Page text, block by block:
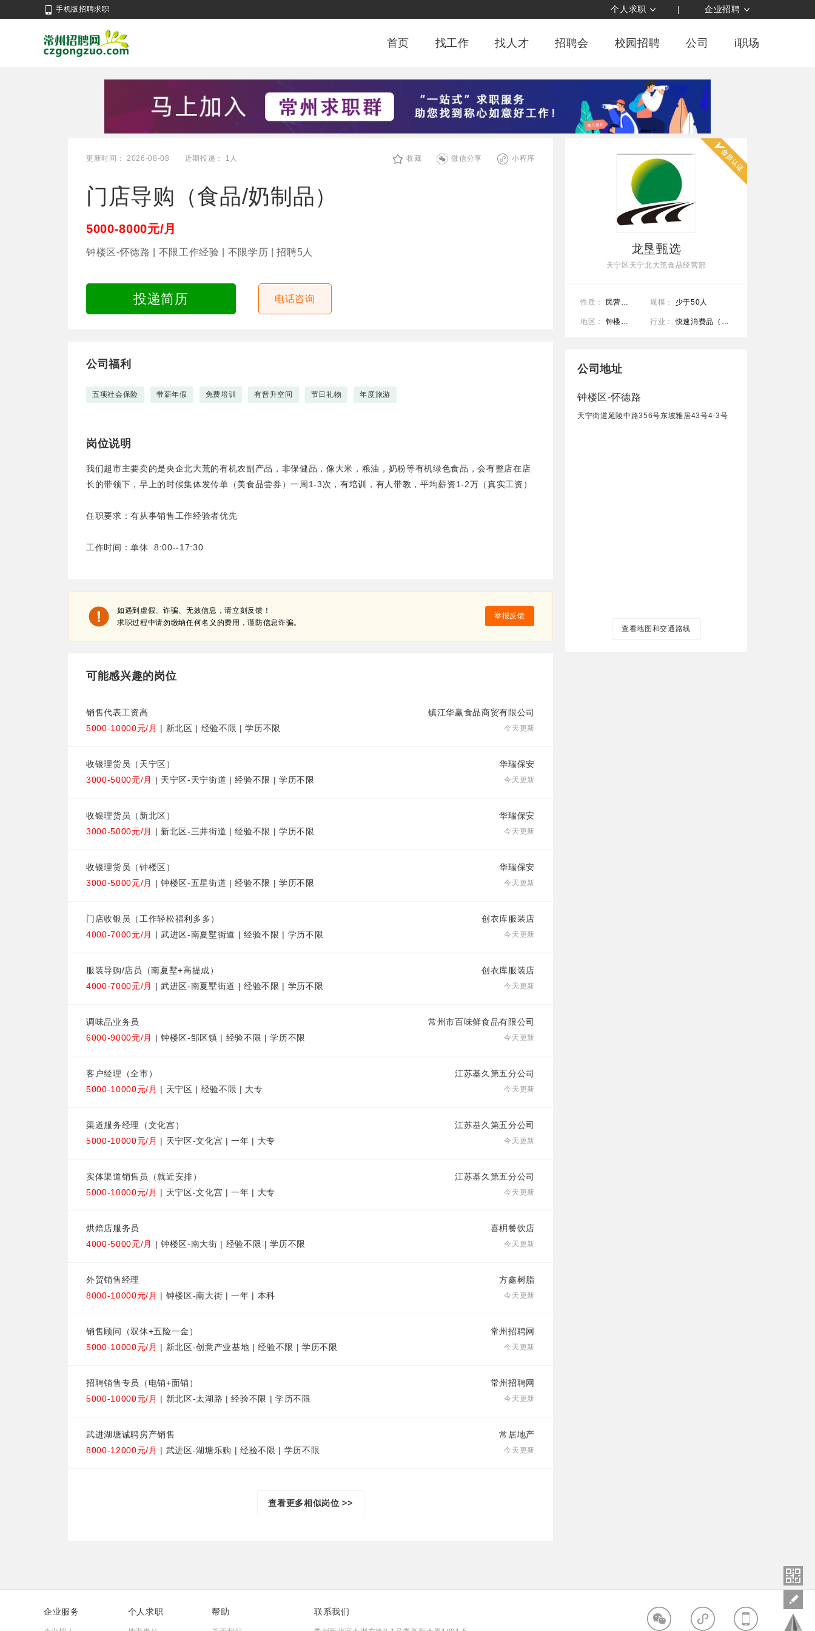
手机版招聘求职 个人求职 | 企业招聘
首页 找工作 找人才 招聘会 校园招聘 公司 i职场
近期投递： 1人
更新时间： 2026-08-08 收藏 微信分享 小程序
门店导购（食品/奶制品）
5000-8000元/月
钟楼区-怀德路 | 不限工作经验 | 不限学历 | 招聘5人
投递简历 电话咨询
公司福利
五项社会保险 带薪年假 免费培训 有晋升空间 节日礼物 年度旅游
岗位说明
我们超市主要卖的是央企北大荒的有机农副产品，非保健品，像大米，粮油，奶粉等有机绿色食品，会有整店在店
长的带领下，早上的时候集体发传单（美食品尝券）一周1-3次，有培训，有人带教，平均薪资1-2万（真实工资）
任职要求：有从事销售工作经验者优先
工作时间：单休 8:00--17:30
举报反馈
如遇到虚假、诈骗、无效信息，请立刻反馈！
求职过程中请勿缴纳任何名义的费用，谨防信息诈骗。
可能感兴趣的岗位
镇江华赢食品商贸有限公司
销售代表工资高
今天更新
5000-10000元/月 | 新北区 | 经验不限 | 学历不限
华瑞保安
收银理货员（天宁区）
今天更新
3000-5000元/月 | 天宁区-天宁街道 | 经验不限 | 学历不限
华瑞保安
收银理货员（新北区）
今天更新
3000-5000元/月 | 新北区-三井街道 | 经验不限 | 学历不限
华瑞保安
收银理货员（钟楼区）
今天更新
3000-5000元/月 | 钟楼区-五星街道 | 经验不限 | 学历不限
创衣库服装店
门店收银员（工作轻松福利多多）
今天更新
4000-7000元/月 | 武进区-南夏墅街道 | 经验不限 | 学历不限
创衣库服装店
服装导购/店员（南夏墅+高提成）
今天更新
4000-7000元/月 | 武进区-南夏墅街道 | 经验不限 | 学历不限
常州市百味鲜食品有限公司
调味品业务员
今天更新
6000-9000元/月 | 钟楼区-邹区镇 | 经验不限 | 学历不限
江苏基久第五分公司
客户经理（全市）
今天更新
5000-10000元/月 | 天宁区 | 经验不限 | 大专
江苏基久第五分公司
渠道服务经理（文化宫）
今天更新
5000-10000元/月 | 天宁区-文化宫 | 一年 | 大专
江苏基久第五分公司
实体渠道销售员（就近安排）
今天更新
5000-10000元/月 | 天宁区-文化宫 | 一年 | 大专
喜枂餐饮店
烘焙店服务员
今天更新
4000-5000元/月 | 钟楼区-南大街 | 经验不限 | 学历不限
方鑫树脂
外贸销售经理
今天更新
8000-10000元/月 | 钟楼区-南大街 | 一年 | 本科
常州招聘网
销售顾问（双休+五险一金）
今天更新
5000-10000元/月 | 新北区-创意产业基地 | 经验不限 | 学历不限
常州招聘网
招聘销售专员（电销+面销）
今天更新
5000-10000元/月 | 新北区-太湖路 | 经验不限 | 学历不限
常居地产
武进湖塘诚聘房产销售
今天更新
8000-12000元/月 | 武进区-湖塘乐购 | 经验不限 | 学历不限
查看更多相似岗位 >>
龙垦甄选
天宁区天宁北大荒食品经营部
性质： 民营公司 规模： 少于50人
地区： 钟楼区-怀德路 行业： 快速消费品（食品/饮料/烟酒/日化）
公司地址
钟楼区-怀德路
天宁街道延陵中路356号东坡雅居43号4-3号
查看地图和交通路线
企业服务 个人求职 帮助 联系我们